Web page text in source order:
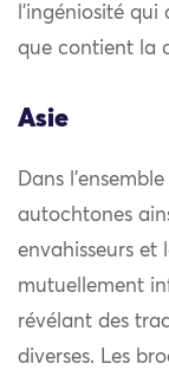
l’ingéniosité
que contient la
Asie
Dans
autochtones
envahisseurs et
mutuellement
révélant des
diverses. Les